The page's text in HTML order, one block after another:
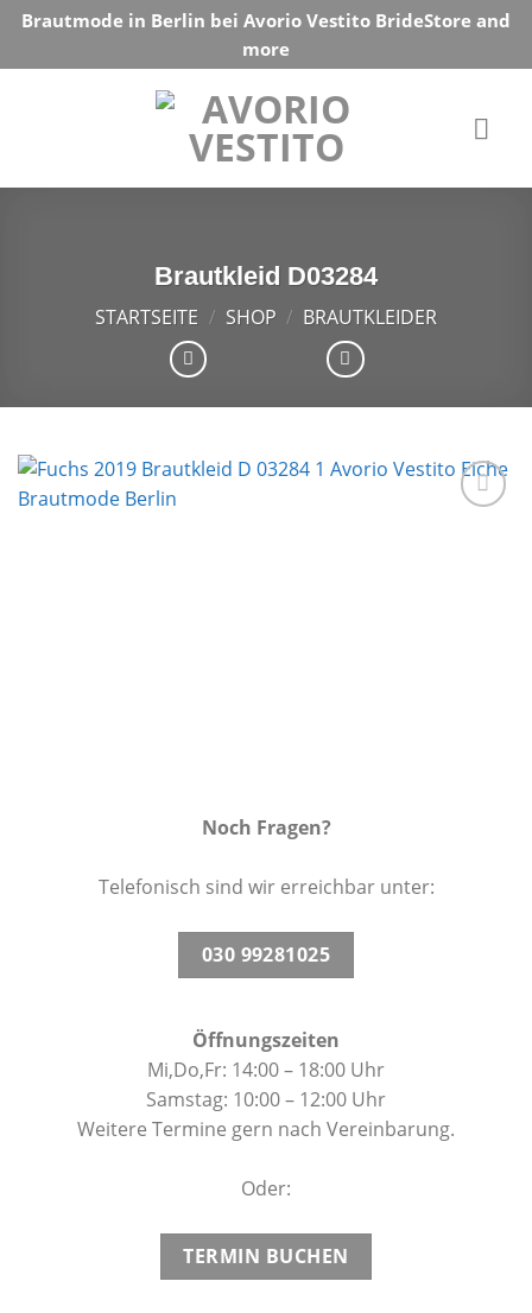
Skip
content
Brautmode in Berlin bei Avorio Vestito BrideStore and
more
Brautkleid D03284
STARTSEITE / SHOP / BRAUTKLEIDER
Noch Fragen?
Telefonisch sind wir erreichbar unter:
030 99281025
Öffnungszeiten
Mi,Do,Fr: 14:00 – 18:00 Uhr
Samstag: 10:00 – 12:00 Uhr
Weitere Termine gern nach Vereinbarung.
Oder:
TERMIN BUCHEN